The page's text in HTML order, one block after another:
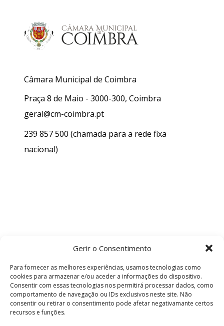
Gerir o Consentimento
Para fornecer as melhores experiências, usamos tecnologias como
cookies para armazenar e/ou aceder a informações do dispositivo.
Consentir com essas tecnologias nos permitirá processar dados, como
comportamento de navegação ou IDs exclusivos neste site. Não
consentir ou retirar o consentimento pode afetar negativamante certos
recursos e funções.
Câmara Municipal de Coimbra
Praça 8 de Maio - 3000-300, Coimbra
geral@cm-coimbra.pt
239 857 500 (chamada para a rede fixa
nacional)